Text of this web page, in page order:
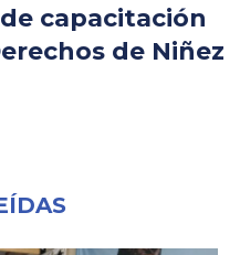
capacitación
de Niñez